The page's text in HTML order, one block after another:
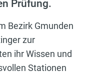
Prüfung.
Bezirk Gmunden
zur
ihr Wissen und
Stationen